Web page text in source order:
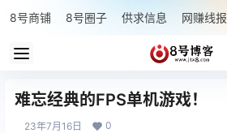
8号商铺 8号圈子 供求信息 网赚线报
难忘经典的FPS单机游戏！
23年7月16日 0